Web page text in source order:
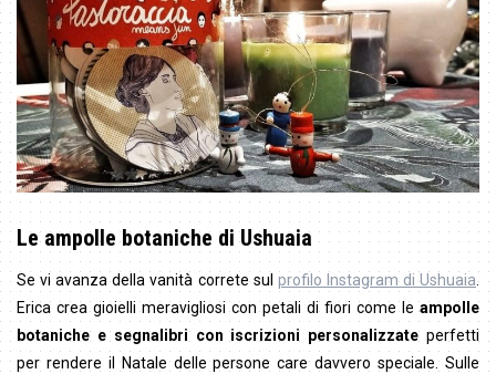
Le ampolle botaniche di Ushuaia
Se vi avanza della vanità correte sul profilo Instagram di Ushuaia.
Erica crea gioielli meravigliosi con petali di fiori come leampolle
botaniche e segnalibri con iscrizioni personalizzateperfetti
per rendere il Natale delle persone care davvero speciale. Sulle